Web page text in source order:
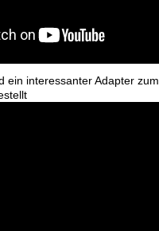
ein interessanter Adapter zum